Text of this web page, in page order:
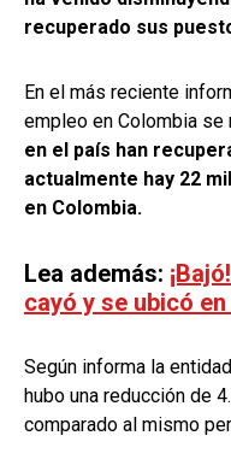
recuperado sus
En el más reciente
empleo en Colombia se
en el país han
actualmente hay 22
en Colombia.
Lea además:
cayó y se ubicó
Según informa la
hubo una reducción de
comparado al mismo